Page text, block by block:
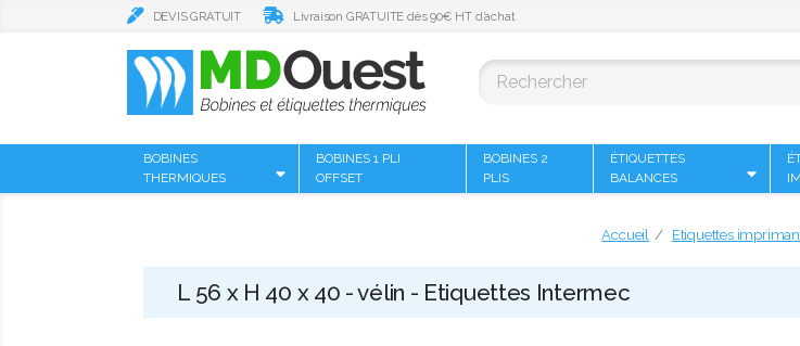
DEVIS GRATUIT Livraison GRATUITE dès 90€ HT d’achat
BOBINES
THERMIQUES
BOBINES 1 PLI
OFFSET
BOBINES 2
PLIS
ÉTIQUETTES
BALANCES
Accueil Etiquettes
L 56 x H 40 x 40 - vélin - Etiquettes Intermec